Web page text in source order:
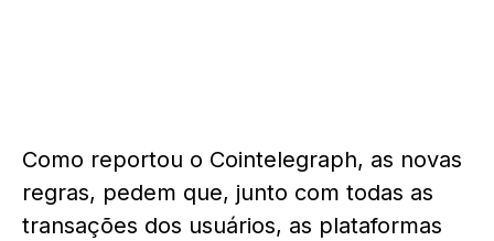
Como reportou o Cointelegraph, as novas
regras, pedem que, junto com todas as
transações dos usuários, as plataformas